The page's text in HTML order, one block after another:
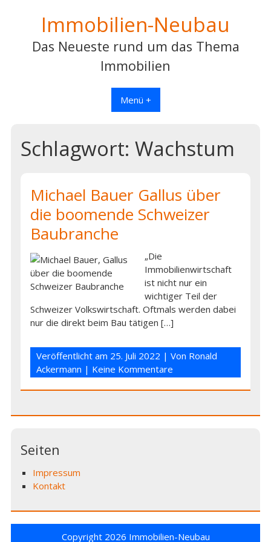
Immobilien-Neubau
Das Neueste rund um das Thema
Immobilien
Menü +
Schlagwort:Wachstum
Michael Bauer Gallus über
die boomende Schweizer
Baubranche
„Die
Immobilienwirtschaft
ist nicht nur ein
wichtiger Teil der
Schweizer Volkswirtschaft. Oftmals werden dabei
nur die direkt beim Bau tätigen […]
Veröffentlicht am 25. Juli 2022 | Von Ronald
Ackermann | Keine Kommentare
Seiten
Impressum
Kontakt
Copyright 2026 Immobilien-Neubau